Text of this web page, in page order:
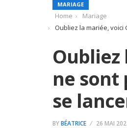
MARIAGE
Home
Mariage
Oubliez la mariée, voici
Oubliez
ne sont
se
BYBÉATRICE 26 MAI